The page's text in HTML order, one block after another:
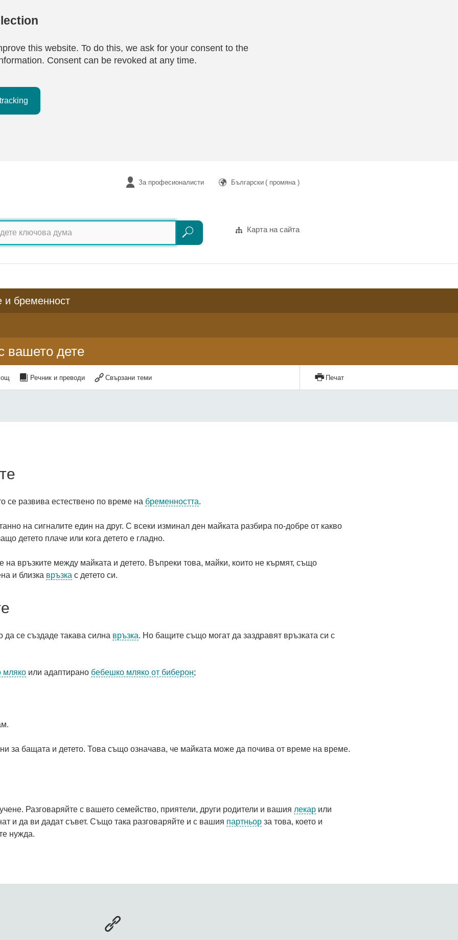
this website. To do this, we ask for your consent to the
Consent can be revoked at any time.
За професионалисти Български ( промяна )
Търсене
Търсене
Карта на сайта
и бременност
вашето дете
Речник и преводи Свързани теми Печат
се развива естествено по време на бременността.
на сигналите един на друг. С всеки изминал ден майката разбира по-добре от какво
детето плаче или кога детето е гладно.
на връзките между майката и детето. Въпреки това, майки, които не кърмят, също
и близка връзка с детето си.
се създаде такава силна връзка. Но бащите също могат да заздравят връзката си с
мляко или адаптирано бебешко мляко от биберон;
за бащата и детето. Това също означава, че майката може да почива от време на време.
Разговаряйте с вашето семейство, приятели, други родители и вашия лекар или
и да ви дадат съвет. Също така разговаряйте и с вашия партньор за това, което и
нужда.